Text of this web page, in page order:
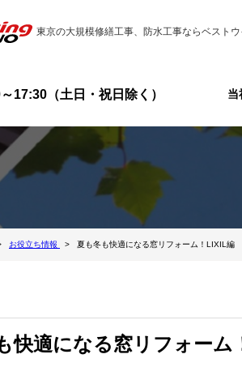
東京の大規模修繕工事、防水工事ならベスト
～17:30（土日・祝日除く） 当
お役立ち情報 夏も冬も快適になる窓リフォーム！LIXIL編
快適になる窓リフォーム